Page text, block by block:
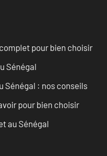
pour bien choisir
Sénégal
Sénégal : nos conseils
pour bien choisir
au Sénégal